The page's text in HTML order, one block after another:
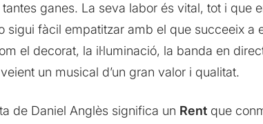
ganes. La seva labor és vital, tot i que
sigui fàcil empatitzar amb el que succeeix a
el decorat, la il·luminació, la banda en
veient un musical d’un gran valor i qualitat.
de Daniel Anglès significa un Rentque